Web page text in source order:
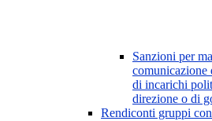
Sanzioni per
comunicazione
di incarichi
direzione o di
Rendiconti gruppi